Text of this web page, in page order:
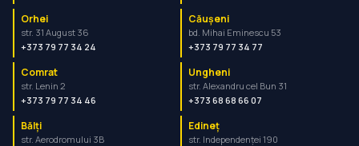
Orhei
str. 31 August 36
+373 79 77 34 24
Căușeni
bd. Mihai Eminescu 53
+373 79 77 34 77
Comrat
str. Lenin 2
+373 79 77 34 46
Ungheni
str. Alexandru cel Bun 31
+373 68 68 66 07
Bălți
str. Aerodromului 3B
Edineț
str. Independenței 190